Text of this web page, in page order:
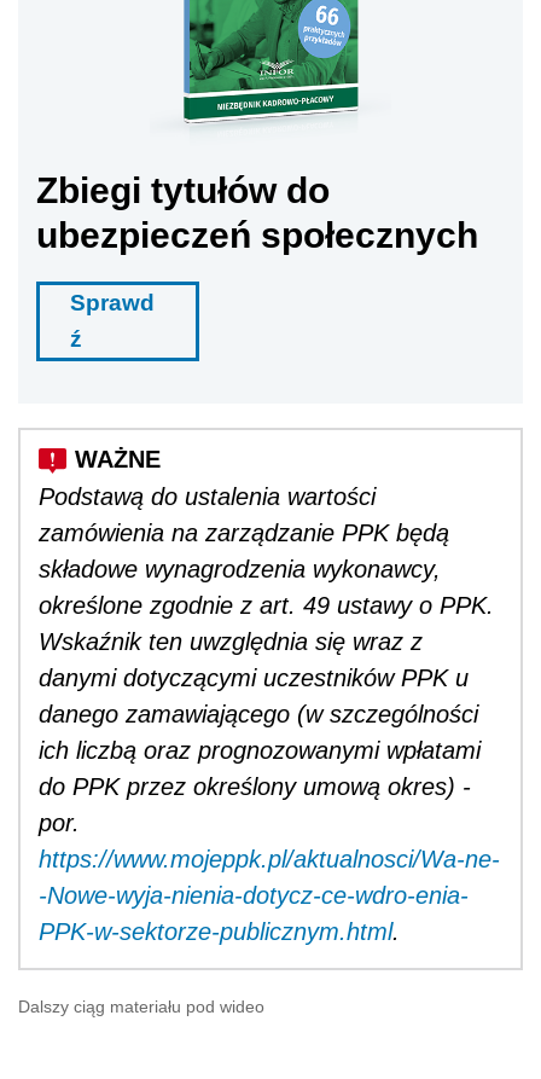
Zbiegi tytułów do
ubezpieczeń społecznych
Sprawd
ź
Podstawą do ustalenia wartości
zamówienia na zarządzanie PPK będą
składowe wynagrodzenia wykonawcy,
określone zgodnie z art. 49 ustawy o PPK.
Wskaźnik ten uwzględnia się wraz z
danymi dotyczącymi uczestników PPK u
danego zamawiającego (w szczególności
ich liczbą oraz prognozowanymi wpłatami
do PPK przez określony umową okres) -
por.
https://www.mojeppk.pl/aktualnosci/Wa-ne-
-Nowe-wyja-nienia-dotycz-ce-wdro-enia-
PPK-w-sektorze-publicznym.html.
Dalszy ciąg materiału pod wideo